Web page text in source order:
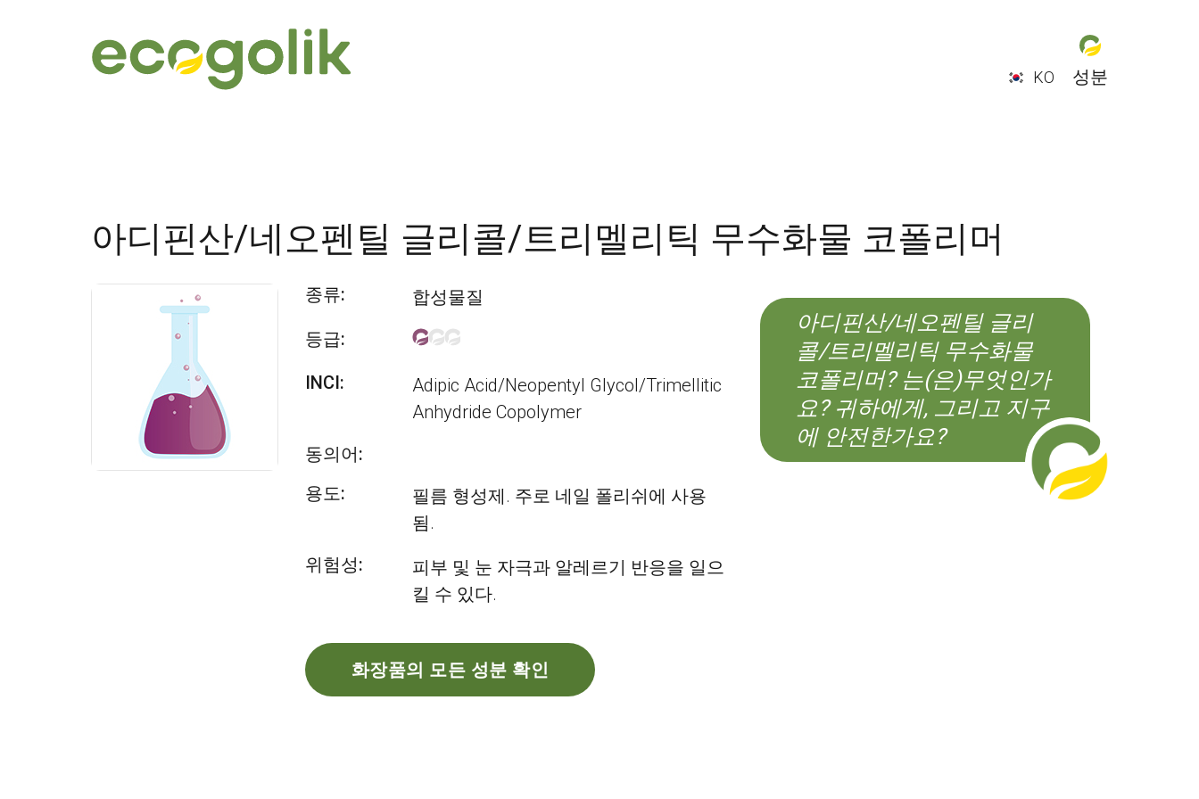
KO
성분
아디핀산/네오펜틸 글리
콜/트리멜리틱 무수화물
코폴리머? 는(은)무엇인가
요? 귀하에게, 그리고 지구
에 안전한가요?
아디핀산/네오펜틸 글리콜/트리멜리틱 무수화물 코폴리머
종류:
합성물질
등급:
INCI:
Adipic Acid/Neopentyl Glycol/Trimellitic
Anhydride Copolymer
동의어:
용도:
필름 형성제. 주로 네일 폴리쉬에 사용
됨.
위험성:
피부 및 눈 자극과 알레르기 반응을 일으
킬 수 있다.
화장품의 모든 성분 확인